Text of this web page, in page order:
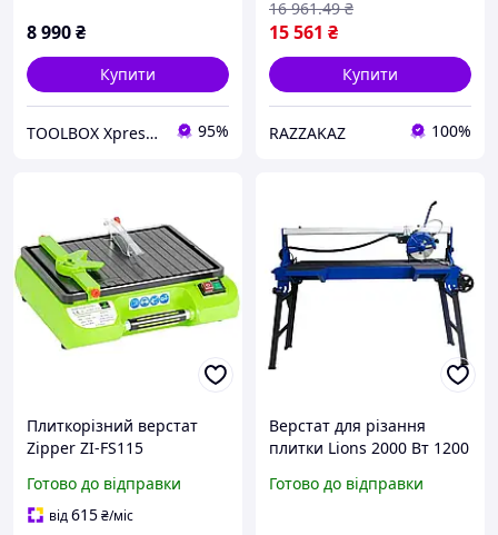
8 990₴
Купити
TOOLBOX Xpress BuyAndWork 95%
15 561 ₴
16 961.49 ₴
Купити
RAZZAKAZ 100%
Плиткорізний верстат
Zipper ZI-FS115
500 Вт 115 мм для різання
керамічної плитки
Готово до відправки
від615₴/міс
Верстат для різання
плитки Lions 2000 Вт 1200
мармуру верстат для
Готово до відправки